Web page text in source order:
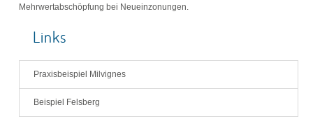
Mehrwertabschöpfung bei Neueinzonungen.
Links
Praxisbeispiel Milvignes
Beispiel Felsberg